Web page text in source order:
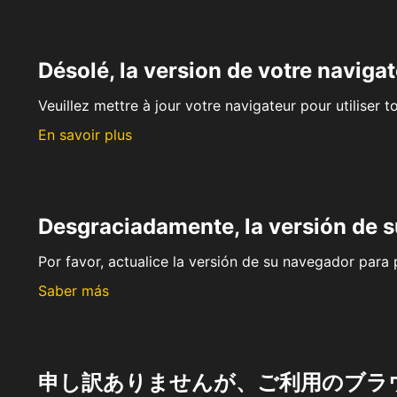
Désolé, la version de votre
Veuillez mettre à jour votre navigateur pour utiliser
En savoir plus
Desgraciadamente, la versión de
Por favor, actualice la versión de su navegador
Saber más
申し訳ありませんが、ご利用のブ